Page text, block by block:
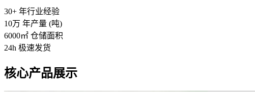
30+ 年行业经验
10万 年产量 (吨)
6000㎡ 仓储面积
24h 极速发货
核心产品展示